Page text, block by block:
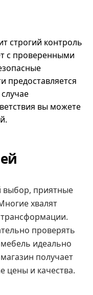
строгий контроль
с проверенными
предоставляется
вы можете
выбор, приятные
хвалят
проверять
идеально
получает
цены и качества.